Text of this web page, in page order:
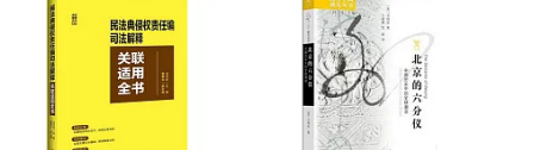
柴田昌弘(19) 江軍(19)
（瑞典）塞爾瑪·拉格洛夫(19)
湖南文藝出版社(127)
復旦大學出版社(125)